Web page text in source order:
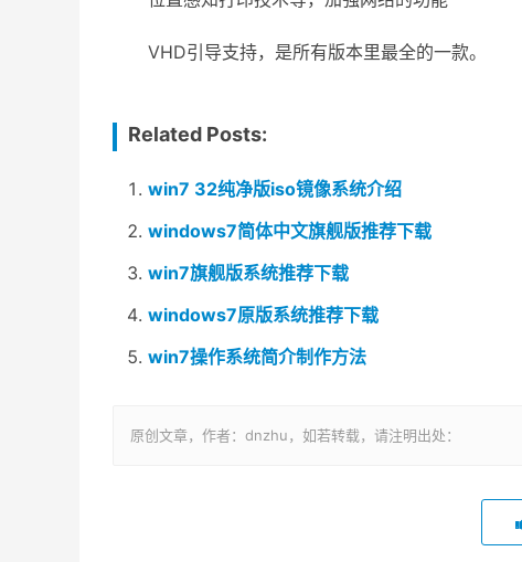
VHD引导支持，是所有版本里最全的一款。
Related Posts:
win7 32纯净版iso镜像系统介绍
windows7简体中文旗舰版推荐下载
win7旗舰版系统推荐下载
windows7原版系统推荐下载
win7操作系统简介制作方法
原创文章，作者：dnzhu，如若转载，请注明出处：